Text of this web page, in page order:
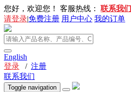
您好，欢迎您！ 客服热线： 联系我们
请登录|免费注册 用户中心 我的订单
English
登录 / 注册
联系我们
Toggle navigation